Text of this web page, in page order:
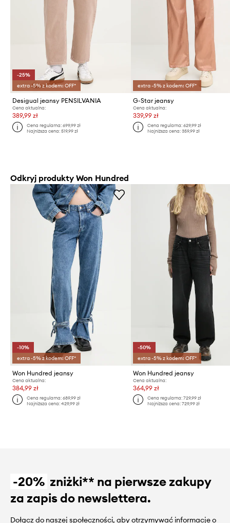
-25%
extra -5% z kodem: OFF*
Desigual jeansy PENSILVANIA
Cena aktualna:
389,99 zł
Cena regularna:699,99 zł
Najniższa cena:519,99 zł
extra -5% z kodem: OFF*
G-Star jeansy
Cena aktualna:
339,99 zł
Cena regularna: 629,99 zł
Najniższa cena: 359,99 zł
Odkryj produkty Won Hundred
-10%
extra -5% z kodem: OFF*
Won Hundred jeansy
Cena aktualna:
384,99 zł
Cena regularna:689,99 zł
Najniższa cena:429,99 zł
-50%
extra -5% z kodem: OFF*
Won Hundred jeansy
Cena aktualna:
364,99 zł
Cena regularna: 729,99 zł
Najniższa cena: 729,99 zł
-20% zniżki** na pierwsze zakupy
za zapis do newslettera.
Dołącz do naszej społeczności, aby otrzymywać informacje o